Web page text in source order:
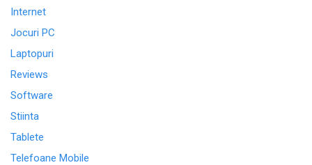
Internet
Jocuri PC
Laptopuri
Reviews
Software
Stiinta
Tablete
Telefoane Mobile